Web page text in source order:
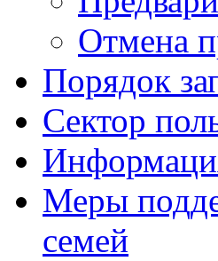
Отмена
Порядок
Сектор
Меры
семей